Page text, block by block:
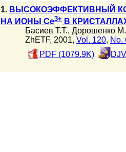
1. ВЫСОКОЭФФЕКТИВНЫЙ
НА ИОНЫ Ce3+ В
Басиев Т.Т., Дорошенко
ZhETF, 2001, Vol. 120, No.
PDF (1079.9K)